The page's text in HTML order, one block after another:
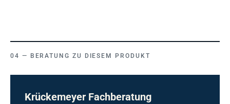
BERATUNG ZU DIESEM PRODUKT
Krückemeyer Fachberatung